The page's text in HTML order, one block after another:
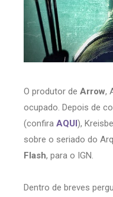
O produtor de Arrow,
ocupado. Depois de
(confira AQUI),
sobre o seriado do
Flash, para o IGN.
Dentro de breves